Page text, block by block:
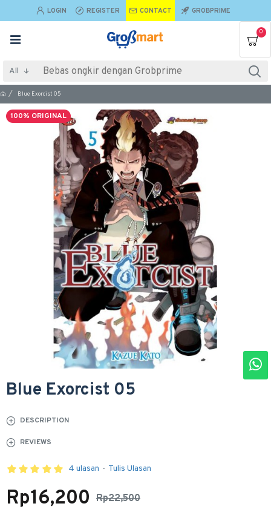
LOGIN REGISTER CONTACT GROBPRIME
0
All
Blue Exorcist 05
100% ORIGINAL
Blue Exorcist 05
DESCRIPTION
REVIEWS
4 ulasan - Tulis Ulasan
Rp22,500
Rp16,200